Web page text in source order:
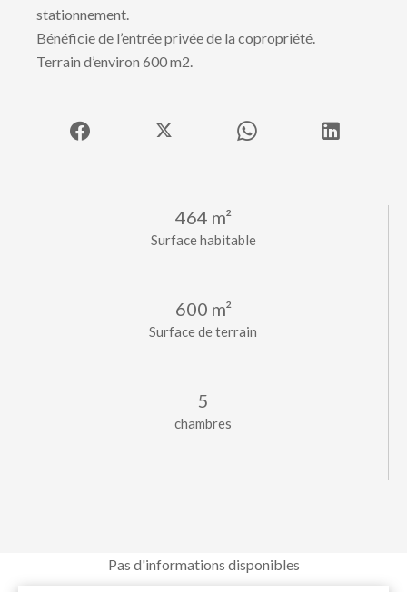
Surface habitable
464 m²
Surface de terrain
600 m²
chambres
5
stationnement.
Bénéficie de l’entrée privée de la copropriété.
Terrain d’environ 600 m2.
Pas d'informations disponibles